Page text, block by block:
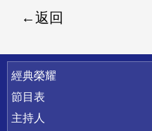
返回
快速連結
經典榮耀
節目表
主持人